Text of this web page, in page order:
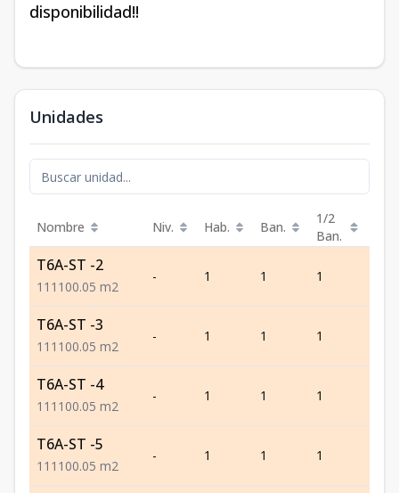
disponibilidad!!
Unidades
Nombre Niv. Hab. Ban.
1/2
Ban.
T6A-ST -2
1 1 1 100.05 m2
- 1 1 1
T6A-ST -3
1 1 1 100.05 m2
- 1 1 1
T6A-ST -4
1 1 1 100.05 m2
- 1 1 1
T6A-ST -5
1 1 1 100.05 m2
- 1 1 1